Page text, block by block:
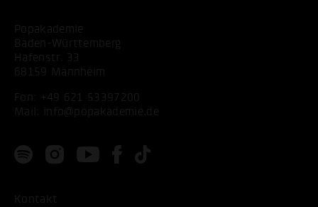
Popakademie
Baden-Württemberg
Hafenstr. 33
68159 Mannheim
Fon:
+49 621 53397200
Mail:
info@popakademie.de
Kontakt